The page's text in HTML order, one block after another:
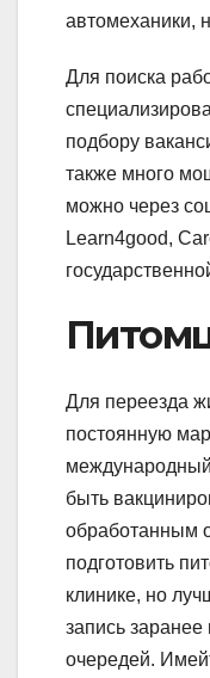
автомеханики,
Для поиска
подбору
также много
можно через
Learn4good,
Для переезда
постоянную
быть
обработанным
подготовить
клинике, но
запись
очередей.